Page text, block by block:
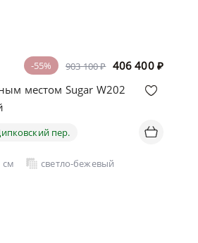
903 100 ₽ 406 400 ₽
-55%
местом Sugar W202
пер.
см светло-бежевый